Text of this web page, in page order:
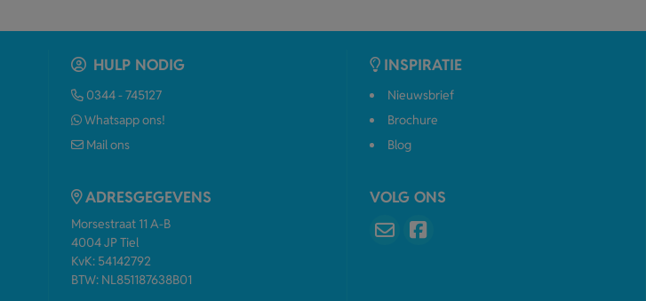
HULP NODIG
0344 - 745127
Whatsapp ons!
Mail ons
ADRESGEGEVENS
Morsestraat 11 A-B
4004 JP Tiel
KvK: 54142792
BTW: NL851187638B01
INSPIRATIE
Nieuwsbrief
Brochure
Blog
VOLG ONS